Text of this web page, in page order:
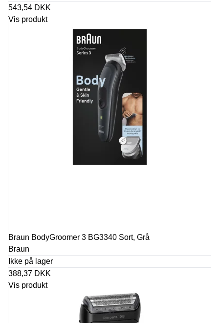
543,54 DKK
Vis produkt
Braun BodyGroomer 3 BG3340 Sort, Grå
Braun
Ikke på lager
388,37 DKK
Vis produkt